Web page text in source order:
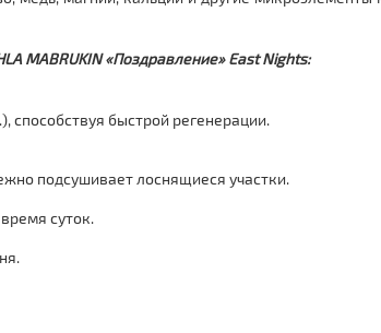
MABRUKIN «Поздравление» East Nights:
способствуя быстрой регенерации.
подсушивает лоснящиеся участки.
суток.